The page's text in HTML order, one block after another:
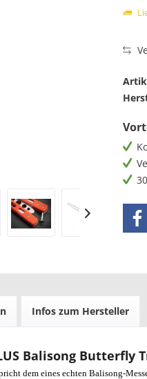
Infos zum Hersteller
Balisong Butterfly
dem eines echten Balisong-